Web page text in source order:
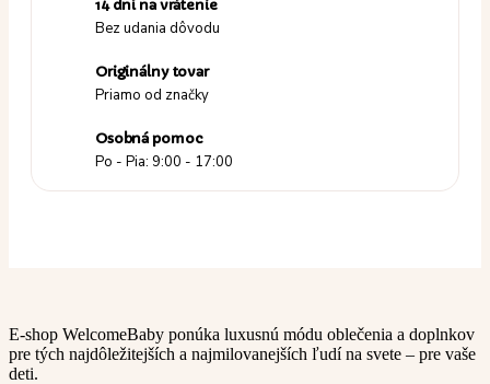
14 dní na vrátenie
Bez udania dôvodu
Originálny tovar
Priamo od značky
Osobná pomoc
Po - Pia: 9:00 - 17:00
E-shop WelcomeBaby ponúka luxusnú módu oblečenia a doplnkov
pre tých najdôležitejších a najmilovanejších ľudí na svete – pre vaše
deti.